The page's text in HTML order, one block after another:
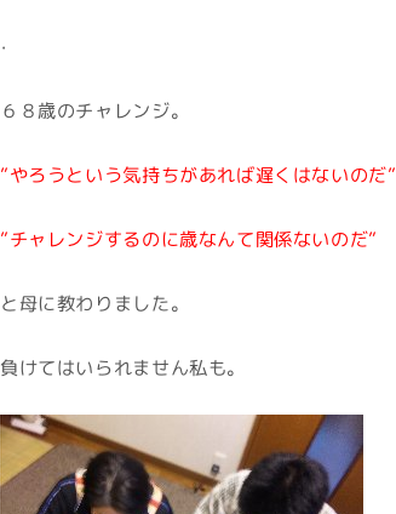
・
６８歳のチャレンジ。
”やろうという気持ちがあれば遅くはないのだ”
”チャレンジするのに歳なんて関係ないのだ”
と母に教わりました。
負けてはいられません私も。